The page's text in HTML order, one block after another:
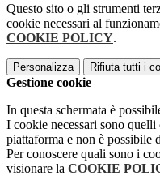
Questo sito o gli strumenti
cookie necessari al
COOKIE POLICY.
Personalizza Rifiuta tutti i
Gestione cookie
In questa schermata è
I cookie necessari sono
piattaforma e non è possibile
Per conoscere quali sono i
visionare la COOKIE